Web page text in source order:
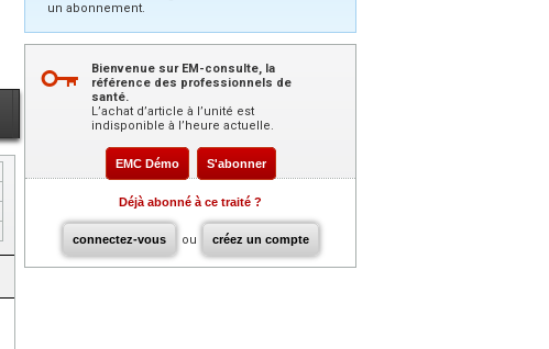
un abonnement.
Bienvenue sur EM-consulte, la
référence des professionnels de
santé.
L’achat d’article à l’unité est
indisponible à l’heure actuelle.
EMC Démo S'abonner
Déjà abonné à ce traité ?
connectez-vous ou créez un compte